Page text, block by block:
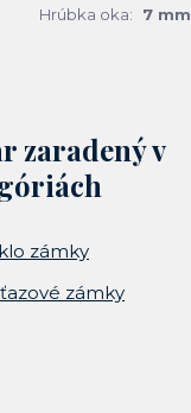
Hrúbka oka:
7 mm
zaradený v
zámky
zámky